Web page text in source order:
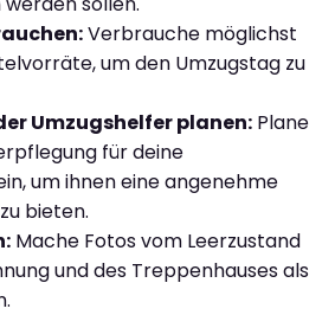
Verbrauche möglichst
um den Umzugstag zu
Umzugshelfer planen: Plane
für deine
um ihnen eine angenehme
bieten.
Mache Fotos vom Leerzustand
und des Treppenhauses als